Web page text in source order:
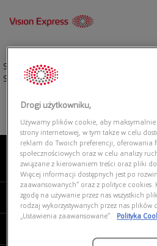
Strona główna|
S9E
O NAS
MOJE VISION EXPRESS
Drogi użytkowniku,
Używamy plików cookie, aby maksymalnie
strony internetowej, w tym także w celu
reklam do Twoich preferencji, oferowania
społecznościowych oraz w celu analizy
związane z kierowaniem treści oraz pliki
Więcej informacji dostępnych jest po
zaawansowanych” oraz z polityce cookies.
zgodę na używanie przez nas wszystkich
rodzaj wykorzystywanych przez nas plików
„Ustawienia zaawansowane”.
Polityka